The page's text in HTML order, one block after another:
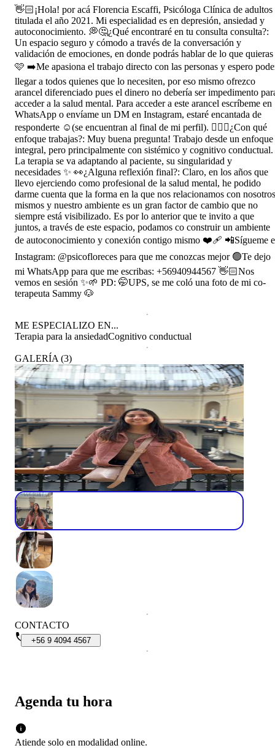
Agenda tu hora
Atiende solo en modalidad online.
👋🏻¡Hola! por acá Florencia Escaffi, Psicóloga Clínica de adultos
titulada el año 2021. Mi especialidad es en depresión, ansiedad y
autoconocimiento. 💭🤔¿Qué encontraré en tu consulta consulta?:
Un espacio seguro y cómodo a través de la conversación y
validación de emociones, en donde podrás hablar de lo que quieras
🩷 ➡️Me apasiona el trabajo directo con las personas y espero
llegar a todos quienes que lo necesiten, por eso mismo ofrezco
arancel diferenciado pues el dinero no debería ser impedimento
acceder a la salud mental. Para acceder a este arancel escríbeme en
WhatsApp o envíame un DM en Instagram, estaré encantada de
responderte ☺️(se encuentran al final de mi perfil). 🙋🏻‍♀️¿Con qué
enfoque trabajas?: Muy buena pregunta! Trabajo desde un enfoque
integral, pero principalmente con sistémico y cognitivo conductual.
La terapia se va adaptando al paciente, su singularidad y
necesidades ✨ 👀¿Alguna reflexión final?: Claro, en los años que
llevo ejerciendo como profesional de la salud mental, he podido
darme cuenta que la forma en la que nos relacionamos con nosotros
mismos y nuestro ambiente es un gran factor de cambio que no
siempre está visibilizado. Es por lo anterior que te invito a que
juntos, a través de este espacio, podamos co construir un ambiente
de autoconocimiento y conexión contigo mismo ❤️‍🩹 📲Sígueme
Instagram: @psicofloreces para que me conozcas mejor 🟢Te dejo
mi WhatsApp para que me escribas: +56940944567 👋🏻Nos
vemos en sesión ✨🌱 PD: 🤭UPS, se me coló una foto de mi co-
terapeuta Sammy 🐶
ME ESPECIALIZO EN...
Terapia para la ansiedadCognitivo conductual
GALERÍA (3)
CONTACTO
+56 9 4094 4567